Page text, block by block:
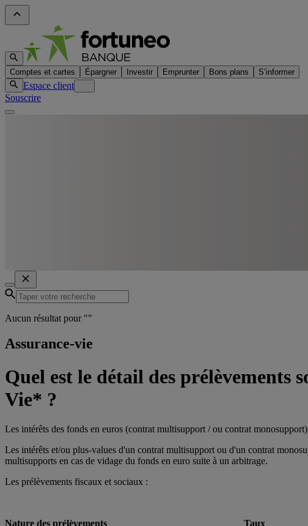
Comptes et cartes Épargner Investir Emprunter Bons plans S’informer
Espace client
Souscrire
Aucun résultat pour ""
Assurance-vie
Quel est le détail des prélèvements
Vie* ?
Les intérêts des fonds en euros (contrat multisupport / ou contrat
Les intérêts et/ou plus-values d'un contrat multisupport ou d'un contrat
multisupports en cas de vidage du fonds en euro suite à un arbitrage.
Les prélèvements fiscaux et sociaux :
Nature des prélèvements Taux